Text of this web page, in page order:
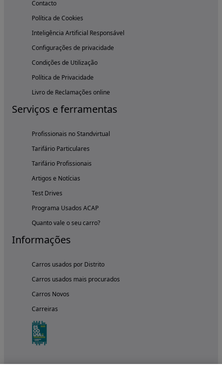
Contacto
Política de Cookies
Inteligência Artificial Responsável
Configurações de privacidade
Condições de Utilização
Política de Privacidade
Livro de Reclamações online
Serviços e ferramentas
Profissionais no Standvirtual
Tarifário Particulares
Tarifário Profissionais
Artigos e Notícias
Test Drives
Programa Usados ACAP
Quanto vale o seu carro?
Informações
Carros usados por Distrito
Carros usados mais procurados
Carros Novos
Carreiras